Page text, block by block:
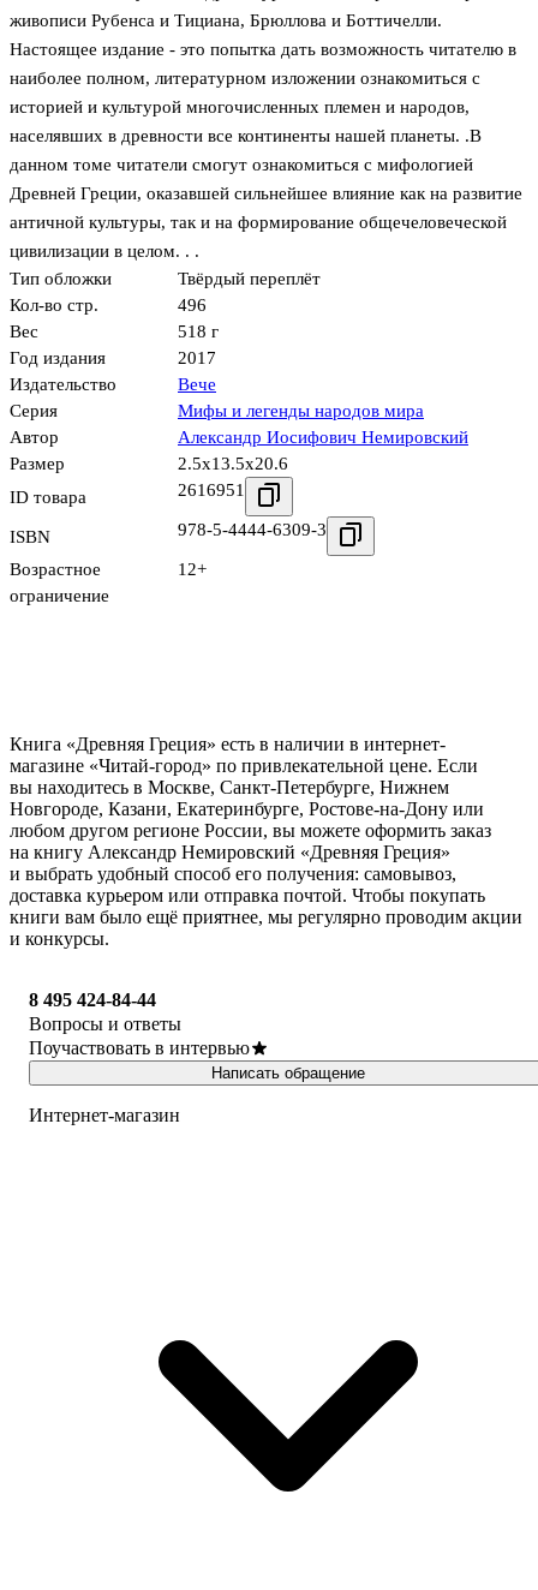
живописи Рубенса и Тициана, Брюллова и Боттичелли.
Настоящее издание - это попытка дать возможность читателю в
наиболее полном, литературном изложении ознакомиться с
историей и культурой многочисленных племен и народов,
населявших в древности все континенты нашей планеты. .В
данном томе читатели смогут ознакомиться с мифологией
Древней Греции, оказавшей сильнейшее влияние как на развитие
античной культуры, так и на формирование общечеловеческой
цивилизации в целом. . .
Тип обложки
Твёрдый переплёт
Кол-во стр.
496
Вес
518 г
Год издания
2017
Издательство
Вече
Серия
Мифы и легенды народов мира
Автор
Александр Иосифович Немировский
Размер
2.5x13.5x20.6
ID товара
2616951
ISBN 978-5-4444-6309-3
Возрастное
ограничение
12+
Книга «Древняя Греция» есть в наличии в интернет-
магазине «Читай-город» по привлекательной цене. Если
вы находитесь в Москве, Санкт-Петербурге, Нижнем
Новгороде, Казани, Екатеринбурге, Ростове-на-Дону или
любом другом регионе России, вы можете оформить заказ
на книгу Александр Немировский «Древняя Греция»
и выбрать удобный способ его получения: самовывоз,
доставка курьером или отправка почтой. Чтобы покупать
книги вам было ещё приятнее, мы регулярно проводим акции
и конкурсы.
8 495 424-84-44
Вопросы и ответы
Поучаствовать в интервью
Написать обращение
Интернет-магазин